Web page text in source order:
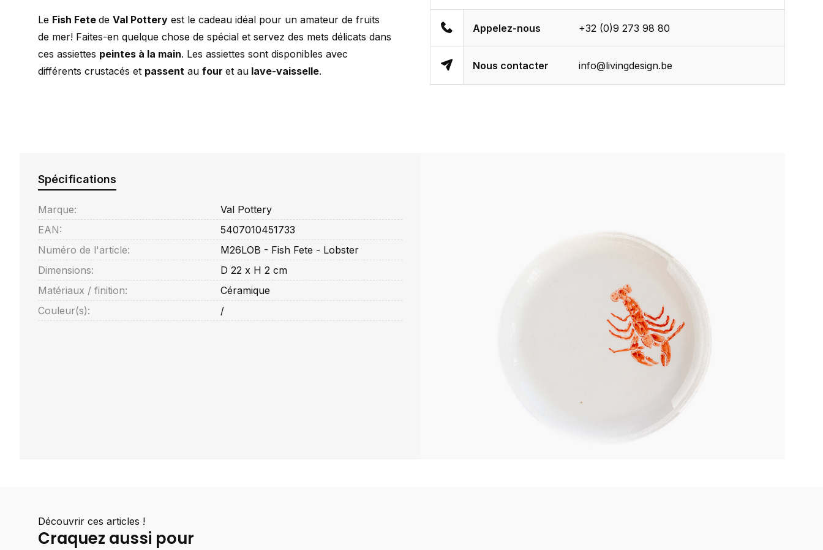
Le Fish Fete de Val Pottery est le cadeau idéal pour un amateur de fruits
de mer! Faites-en quelque chose de spécial et servez des mets délicats dans
ces assiettes peintes à la main. Les assiettes sont disponibles avec
différents crustacés et passent au four et au lave-vaisselle.
Appelez-nous +32 (0)9 273 98 80
Nous contacter info@livingdesign.be
Spécifications
Marque:
Val Pottery
EAN:
5407010451733
Numéro de l'article:
M26LOB - Fish Fete - Lobster
Dimensions:
D 22 x H 2 cm
Matériaux / finition:
Céramique
Couleur(s):
/
Découvrir ces articles !
Craquez aussi pour